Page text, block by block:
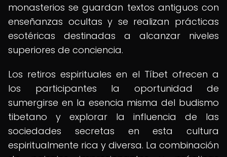
monasterios se guardan textos antiguos con
enseñanzas ocultas y se realizan prácticas
esotéricas destinadas a alcanzar niveles
superiores de conciencia.
Los retiros espirituales en el Tíbet ofrecen a
los participantes la oportunidad de
sumergirse en la esencia misma del budismo
tibetano y explorar la influencia de las
sociedades secretas en esta cultura
espiritualmente rica y diversa. La combinación